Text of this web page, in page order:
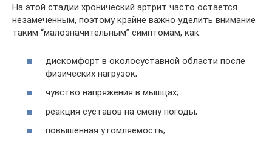
На этой стадии хронический артрит часто остается
незамеченным, поэтому крайне важно уделить внимание
таким “малозначительным” симптомам, как:
дискомфорт в околосуставной области после
физических нагрузок;
чувство напряжения в мышцах;
реакция суставов на смену погоды;
повышенная утомляемость;